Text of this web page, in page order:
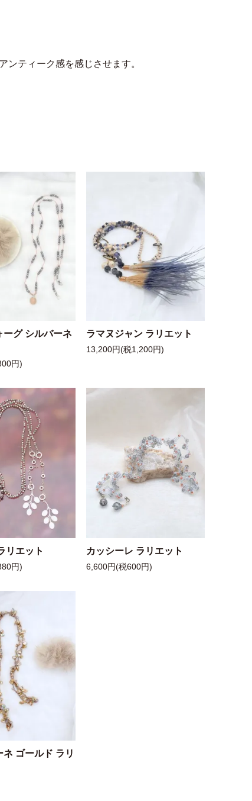
ンティーク感を感じさせます。
ーグ シルバーネ
円)
ラマヌジャン ラリエット
13,200円(税1,200円)
リエット
円)
カッシーレ ラリエット
6,600円(税600円)
ネ ゴールド ラリ